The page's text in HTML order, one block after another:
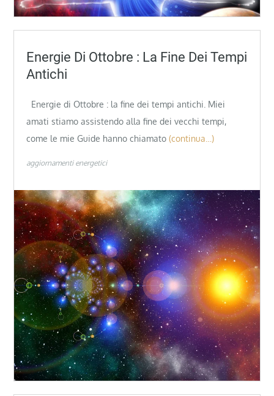
Energie Di Ottobre : La Fine Dei Tempi
Antichi
Energie di Ottobre : la fine dei tempi antichi. Miei
amati stiamo assistendo alla fine dei vecchi tempi,
come le mie Guide hanno chiamato (continua…)
aggiornamenti energetici